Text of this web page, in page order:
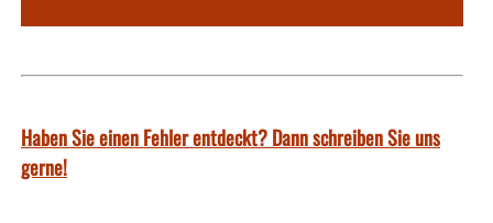
Haben Sie einen Fehler entdeckt? Dann schreiben Sie uns
gerne!